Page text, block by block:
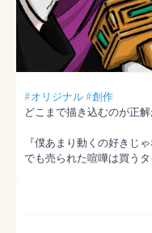
#オリジナル#創作
どこまで描き込むのが正
『僕あまり動くの好きじ
でも売られた喧嘩は買う